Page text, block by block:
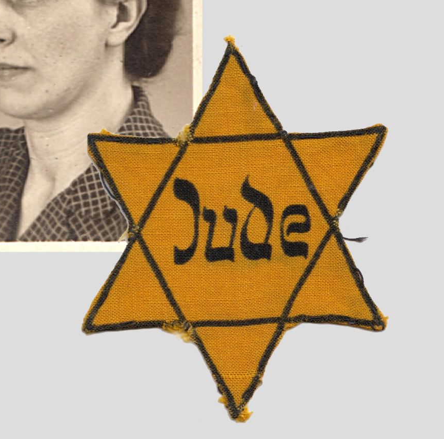
Herzlichen Dank an alle, die zum Gelingen der Stolpersteinverlegung beigetragen haben.
Betonsteine mit glänzender
Messingoberfläche wurden in den
Fußweg eingebettet.
Zuerst bereiteten Gunter Demnig
und Ulrich Becker den Fußweg vor.
Zwei Mitarbeiter des Bauhofs
unterstützten ihn bei der Verlegung.